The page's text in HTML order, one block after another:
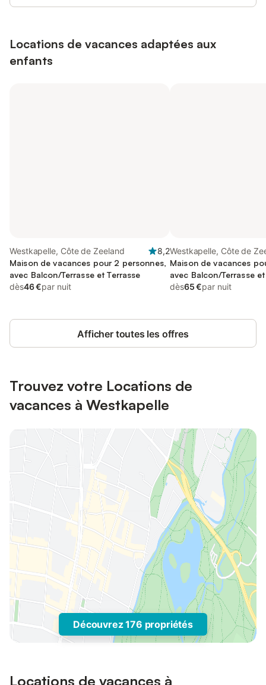
Locations de vacances adaptées aux
enfants
Westkapelle, Côte de Zeeland
8,2
Maison de vacances pour 2 personnes,
avec Balcon/Terrasse et Terrasse
dès46 €par nuit
Westkapelle, Côte de
Maison de vacances
avec Balcon/Terrasse
dès65 €par nuit
Afficher toutes les offres
Trouvez votre Locations de
vacances à Westkapelle
Découvrez 176 propriétés
Locations de vacances à